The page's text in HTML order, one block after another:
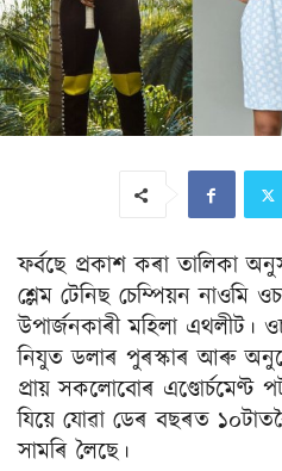
ফৰ্বছে প্ৰকাশ কৰা তালিকা
শ্লেম টেনিছ চেম্পিয়ন নাওমি
উপাৰ্জনকাৰী মহিলা এথলীট।
নিযুত ডলাৰ পুৰস্কাৰ আৰু
প্ৰায় সকলোবোৰ এণ্ডোৰ্চমেণ্ট
যিয়ে যোৱা ডেৰ বছৰত
সামৰি লৈছে।